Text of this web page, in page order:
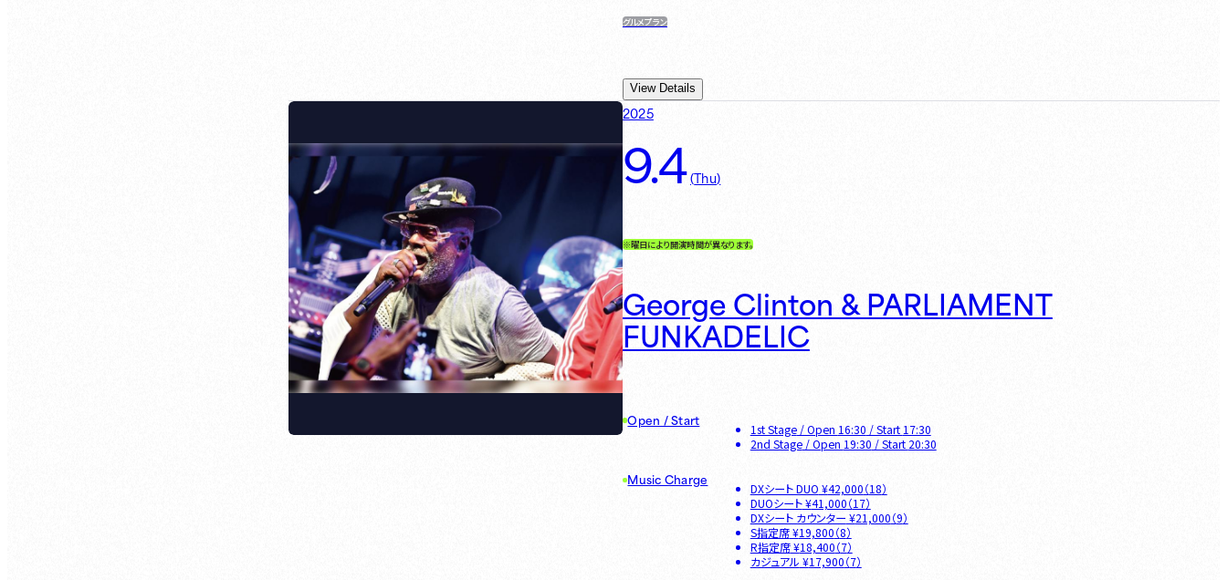
グルメプラン
View Details
2025
9.4 (Thu)
※曜日により開演時間が異なります。
George Clinton & PARLIAMENT
FUNKADELIC
Open / Start
1st Stage/ Open 16:30 / Start 17:30
2nd Stage/ Open 19:30 / Start 20:30
Music Charge
DXシート DUO ¥42,000（18）
DUOシート¥41,000（17）
DXシート カウンター ¥21,000（9）
S指定席¥19,800（8）
R指定席¥18,400（7）
カジュアル ¥17,900（7）